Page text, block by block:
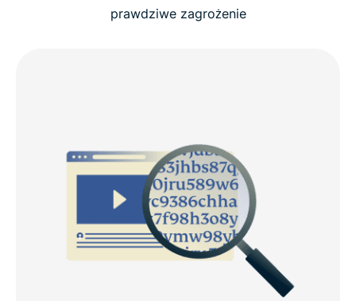
Uzyskaj australijski adres IP dzięki ExpressVPN
Dlaczego warto wybrać ExpressVPN zamiast
darmowych usług VPN w Australii?
Pobierz aplikację VPN na wszystkie swoje
prawdziwe zagrożenie